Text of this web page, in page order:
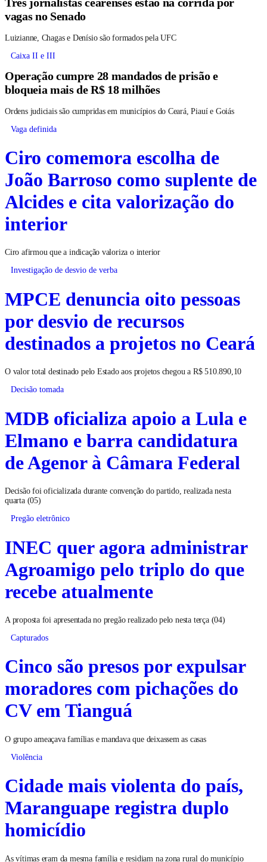
vagas no Senado
Luizianne, Chagas e Denísio são formados pela UFC
Caixa II e III
Operação cumpre 28 mandados de prisão e
bloqueia mais de R$ 18 milhões
Ordens judiciais são cumpridas em municípios do Ceará, Piauí e Goiás
Vaga definida
Ciro comemora escolha de
João Barroso como suplente de
Alcides e cita valorização do
interior
Ciro afirmou que a indicação valoriza o interior
Investigação de desvio de verba
MPCE denuncia oito pessoas
por desvio de recursos
destinados a projetos no Ceará
O valor total destinado pelo Estado aos projetos chegou a R$ 510.890,10
Decisão tomada
MDB oficializa apoio a Lula e
Elmano e barra candidatura
de Agenor à Câmara Federal
Decisão foi oficializada durante convenção do partido, realizada nesta
quarta (05)
Pregão eletrônico
INEC quer agora administrar
Agroamigo pelo triplo do que
recebe atualmente
A proposta foi apresentada no pregão realizado pelo nesta terça (04)
Capturados
Cinco são presos por expulsar
moradores com pichações do
CV em Tianguá
O grupo ameaçava famílias e mandava que deixassem as casas
Violência
Cidade mais violenta do país,
Maranguape registra duplo
homicídio
As vítimas eram da mesma família e residiam na zona rural do município